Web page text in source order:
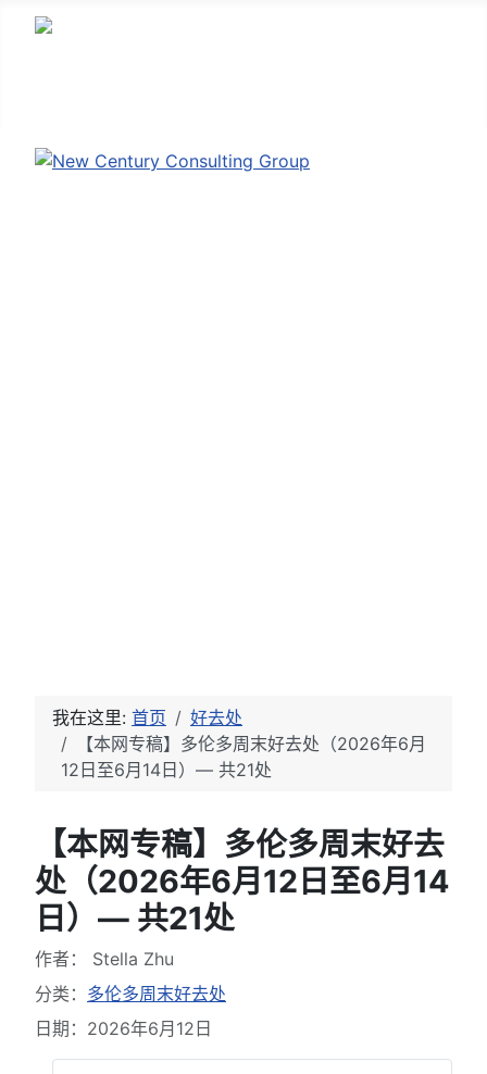
我在这里: 首页
好去处
【本网专稿】多伦多周末好去处（2026年6月
12日至6月14日）— 共21处
【本网专稿】多伦多周末好去
处（2026年6月12日至6月14
日）— 共21处
文章信息
作者： Stella Zhu
分类： 多伦多周末好去处
日期：2026年6月12日